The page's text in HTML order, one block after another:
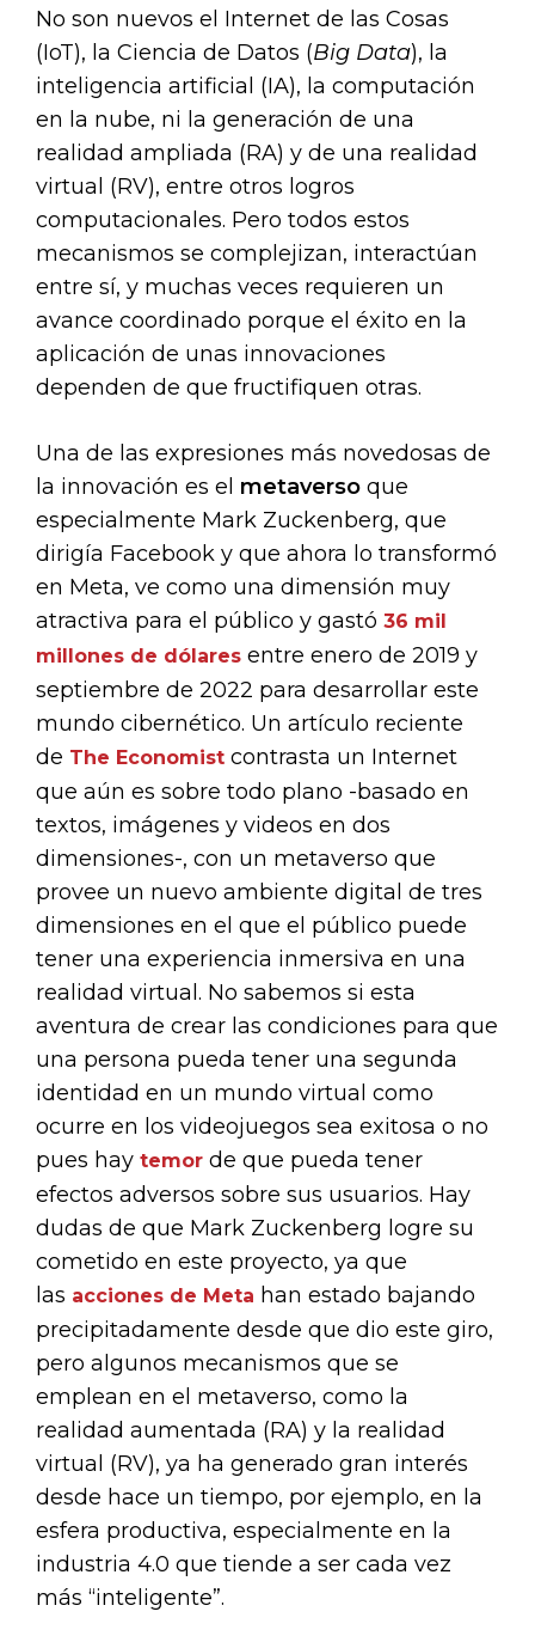
No son nuevos el Internet de las Cosas
(IoT), la Ciencia de Datos (Big Data), la
inteligencia artificial (IA), la computación
en la nube, ni la generación de una
realidad ampliada (RA) y de una realidad
virtual (RV), entre otros logros
computacionales. Pero todos estos
mecanismos se complejizan, interactúan
entre sí, y muchas veces requieren un
avance coordinado porque el éxito en la
aplicación de unas innovaciones
dependen de que fructifiquen otras.
Una de las expresiones más novedosas de
la innovación es el metaverso que
especialmente Mark Zuckenberg, que
dirigía Facebook y que ahora lo transformó
en Meta, ve como una dimensión muy
atractiva para el público y gastó 36 mil
millones de dólares entre enero de 2019 y
septiembre de 2022 para desarrollar este
mundo cibernético. Un artículo reciente
de The Economist contrasta un Internet
que aún es sobre todo plano -basado en
textos, imágenes y videos en dos
dimensiones-, con un metaverso que
provee un nuevo ambiente digital de tres
dimensiones en el que el público puede
tener una experiencia inmersiva en una
realidad virtual. No sabemos si esta
aventura de crear las condiciones para que
una persona pueda tener una segunda
identidad en un mundo virtual como
ocurre en los videojuegos sea exitosa o no
pues hay temor de que pueda tener
efectos adversos sobre sus usuarios. Hay
dudas de que Mark Zuckenberg logre su
cometido en este proyecto, ya que
las acciones de Meta han estado bajando
precipitadamente desde que dio este giro,
pero algunos mecanismos que se
emplean en el metaverso, como la
realidad aumentada (RA) y la realidad
virtual (RV), ya ha generado gran interés
desde hace un tiempo, por ejemplo, en la
esfera productiva, especialmente en la
industria 4.0 que tiende a ser cada vez
más “inteligente”.